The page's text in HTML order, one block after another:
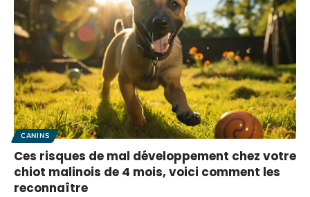
CANINS
Ces risques de mal développement chez votre
chiot malinois de 4 mois, voici comment les
reconnaître